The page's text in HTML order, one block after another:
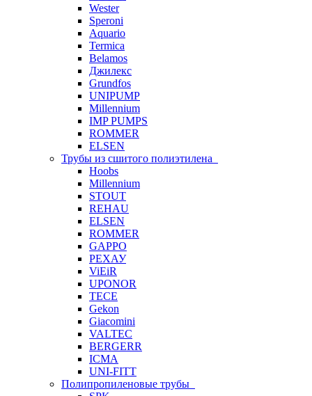
Wester
Speroni
Aquario
Termica
Belamos
Джилекс
Grundfos
UNIPUMP
Millennium
IMP PUMPS
ROMMER
ELSEN
Трубы из сшитого полиэтилена
Hoobs
Millennium
STOUT
REHAU
ELSEN
ROMMER
GAPPO
РЕХАУ
ViEiR
UPONOR
TECE
Gekon
Giacomini
VALTEC
BERGERR
ICMA
UNI-FITT
Полипропиленовые трубы